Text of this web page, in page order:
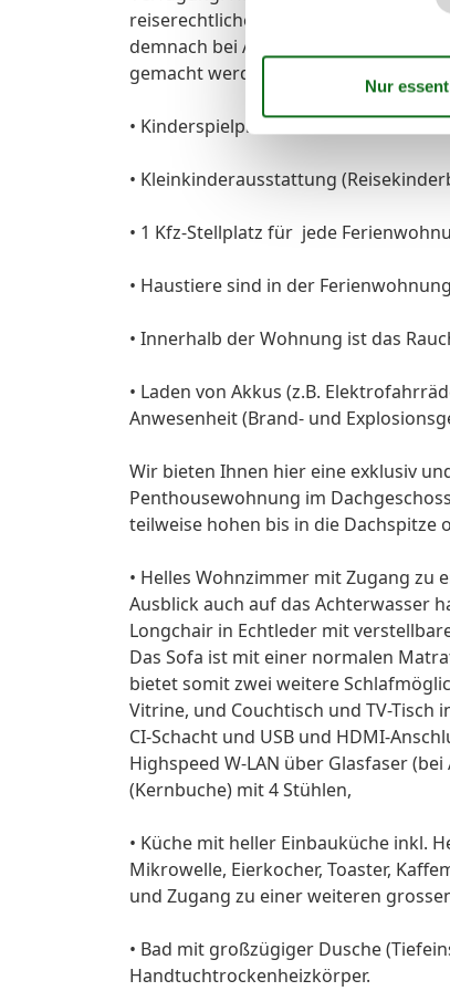
reiserechtlichen Sinne zugesicherte
demnach bei Ausfall der Anlage oder
gemacht werden;
• Kinderspielplatz auf dem
• Kleinkinderausstattung
• 1 Kfz-Stellplatz für jede
• Haustiere sind in der
• Innerhalb der Wohnung ist das
• Laden von Akkus (z.B.
Anwesenheit (Brand- und
Wir bieten Ihnen hier eine exklusiv
Penthousewohnung im
teilweise hohen bis in die Dachspitze
• Helles Wohnzimmer mit Zugang zu
Ausblick auch auf das Achterwasser
Longchair in Echtleder mit
Das Sofa ist mit einer normalen
bietet somit zwei weitere
Vitrine, und Couchtisch und TV-Tisch
CI-Schacht und USB und HDMI-
Highspeed W-LAN über Glasfaser
(Kernbuche) mit 4 Stühlen,
• Küche mit heller Einbauküche inkl.
Mikrowelle, Eierkocher, Toaster,
und Zugang zu einer weiteren
• Bad mit großzügiger Dusche
Handtuchtrockenheizkörper.